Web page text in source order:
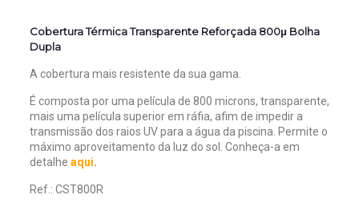
Cobertura Térmica Transparente Reforçada 800μ Bolha
Dupla
A cobertura mais resistente da sua gama.
É composta por uma película de 800 microns, transparente,
mais uma película superior em ráfia, afim de impedir a
transmissão dos raios UV para a água da piscina. Permite o
máximo aproveitamento da luz do sol. Conheça-a em
detalhe aqui.
Ref.: CST800R